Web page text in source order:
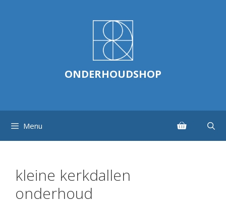
ONDERHOUDSHOP
Menu
kleine kerkdallen
onderhoud